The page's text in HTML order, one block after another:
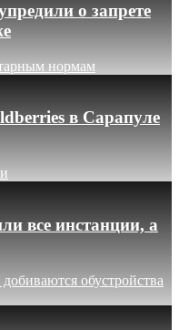
о запрете
нормам
в Сарапуле
все инстанции, а
обустройства